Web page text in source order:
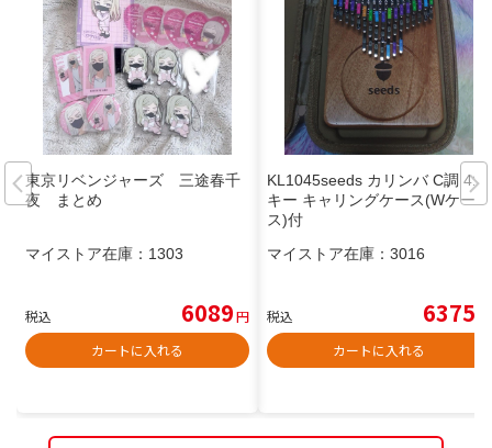
東京リベンジャーズ 三途春千
夜 まとめ
マイストア在庫： 1303
税込 6089円
カートに入れる
KL1045seeds カリンバ C調 41
キー キャリングケース(Wケー
ス)付
マイストア在庫： 3016
税込 6375
カートに入れる